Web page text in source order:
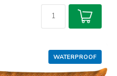
WATERPROOF